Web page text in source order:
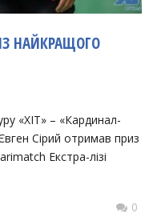
НАЙКРАЩОГО
«ХІТ» – «Кардинал-
Сірий отримав приз
Екстра-лізі
0